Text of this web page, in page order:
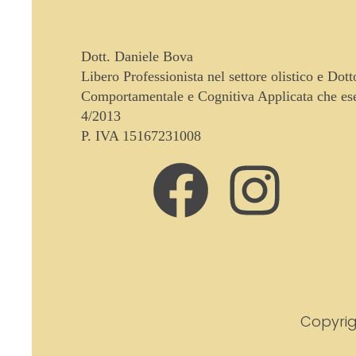
Dott. Daniele Bova
Libero Professionista nel settore olistico e
Comportamentale e Cognitiva Applicata che
4/2013
P. IVA 15167231008